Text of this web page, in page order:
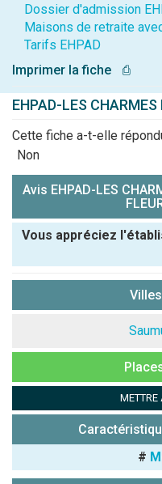
Dossier d'admission
Maisons de retraite
Tarifs EHPAD
Imprimer la fiche
⎙
EHPAD-LES CHARMES
Cette fiche a-t-elle
Non
Avis EHPAD-LES
Vous appréciez
Note que vous
Combien font
l'établissement
METTRE
#